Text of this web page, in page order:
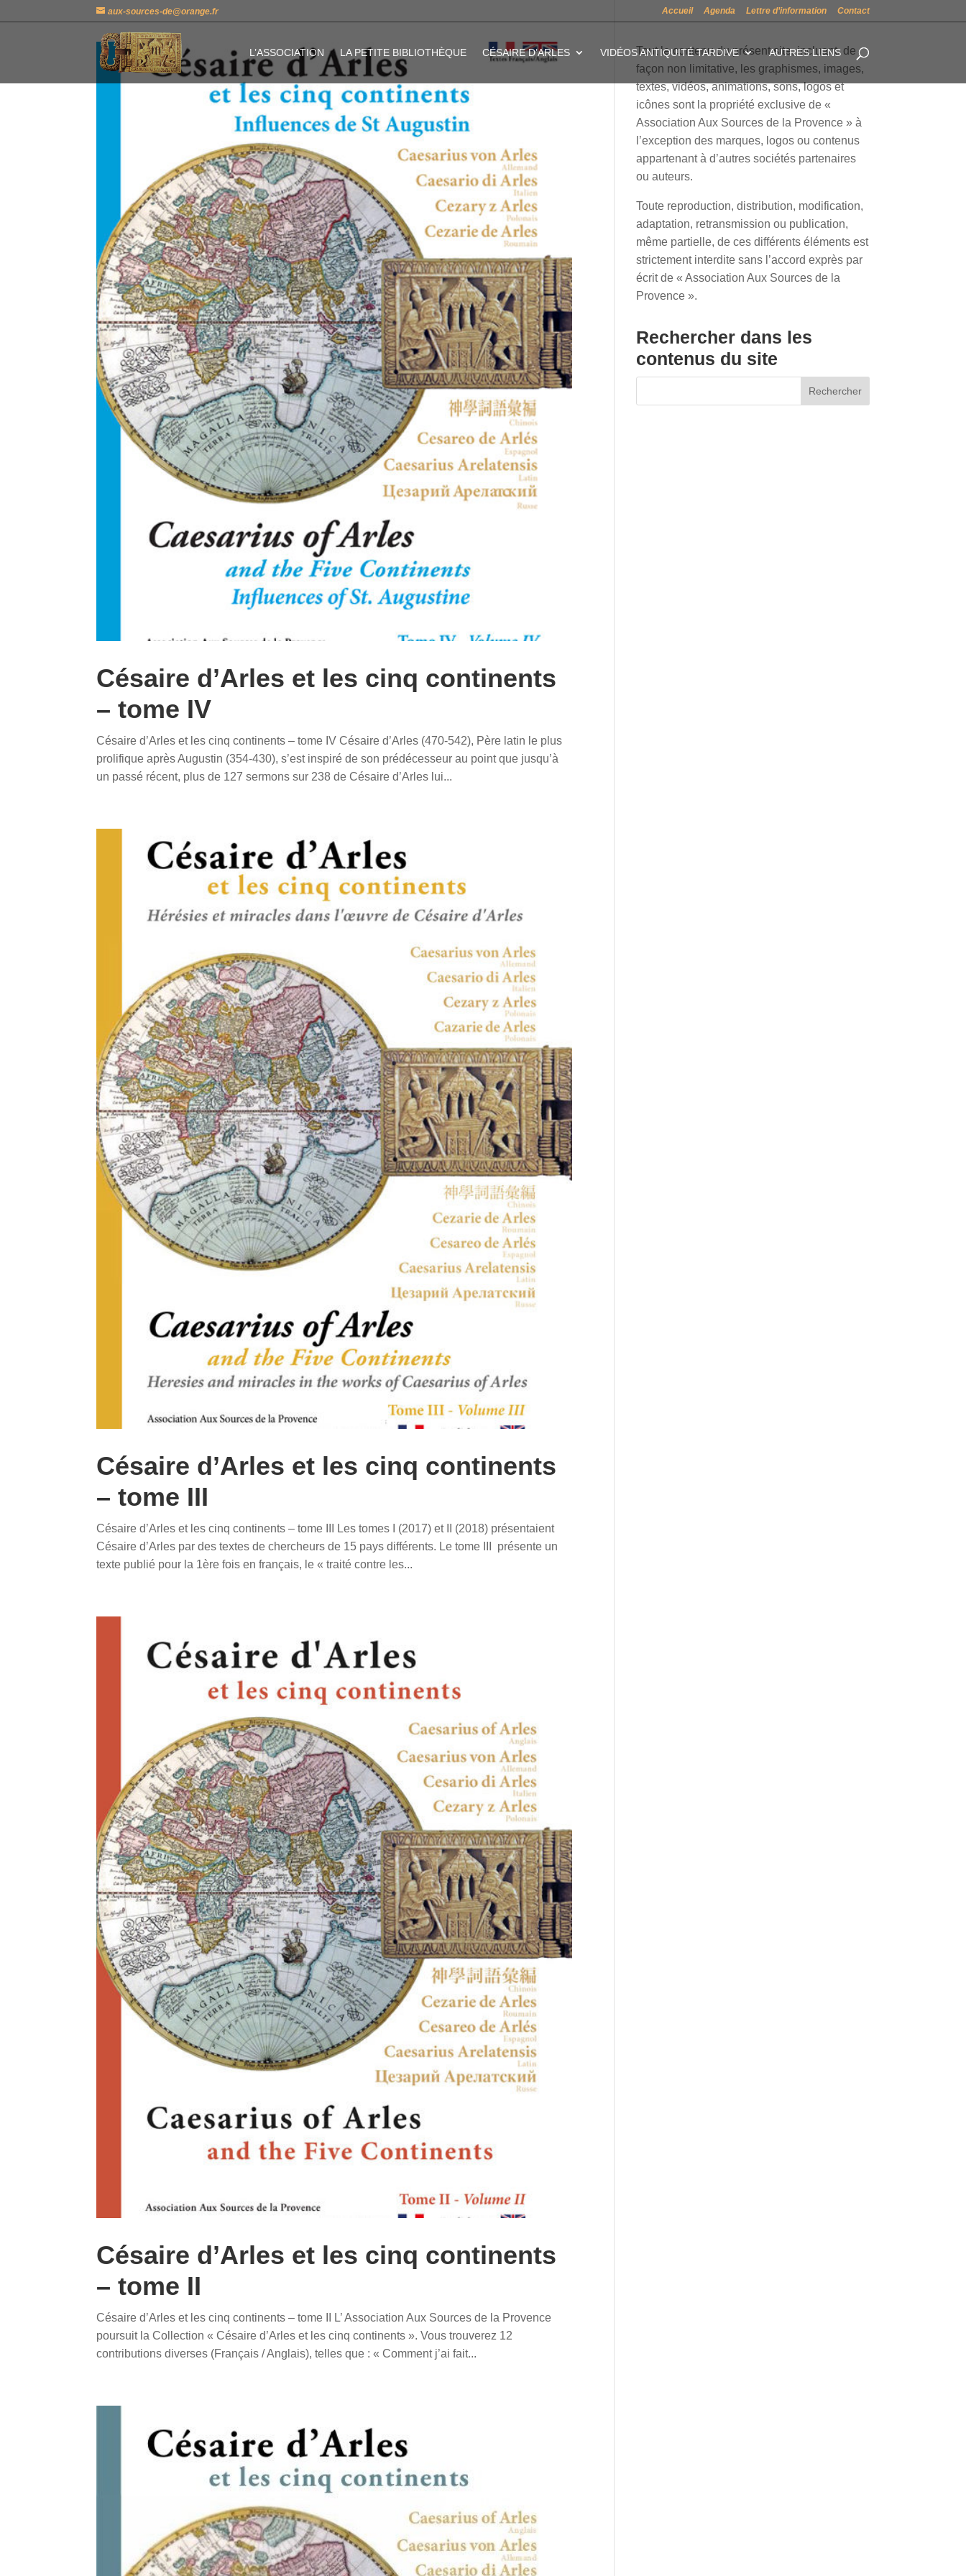
aux-sources-de@orange.fr Accueil Agenda Lettre d’information Contact
L’ASSOCIATION LA PETITE BIBLIOTHÈQUE CÉSAIRE D’ARLES VIDÉOS ANTIQUITÉ TARDIVE AUTRES LIENS
Césaire d’Arles et les cinq continents
– tome IV
Césaire d’Arles et les cinq continents – tome IV Césaire d’Arles (470-542), Père latin le plus
prolifique après Augustin (354-430), s’est inspiré de son prédécesseur au point que jusqu’à
un passé récent, plus de 127 sermons sur 238 de Césaire d’Arles lui...
Césaire d’Arles et les cinq continents
– tome III
Césaire d’Arles et les cinq continents – tome III Les tomes I (2017) et II (2018) présentaient
Césaire d’Arles par des textes de chercheurs de 15 pays différents. Le tome III présente un
texte publié pour la 1ère fois en français, le « traité contre les...
Césaire d’Arles et les cinq continents
– tome II
Césaire d’Arles et les cinq continents – tome II L’ Association Aux Sources de la Provence
poursuit la Collection « Césaire d’Arles et les cinq continents ». Vous trouverez 12
contributions diverses (Français / Anglais), telles que : « Comment j’ai fait...
Tout le contenu du présent site, incluant, de
façon non limitative, les graphismes, images,
textes, vidéos, animations, sons, logos et
icônes sont la propriété exclusive de «
Association Aux Sources de la Provence » à
l’exception des marques, logos ou contenus
appartenant à d’autres sociétés partenaires
ou auteurs.
Toute reproduction, distribution, modification,
adaptation, retransmission ou publication,
même partielle, de ces différents éléments est
strictement interdite sans l’accord exprès par
écrit de « Association Aux Sources de la
Provence ».
Rechercher dans les
contenus du site